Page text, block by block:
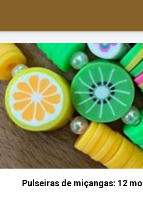
Pulseiras de miçangas: 12